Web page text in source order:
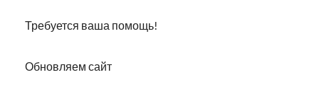
Требуется ваша помощь!
Обновляем сайт